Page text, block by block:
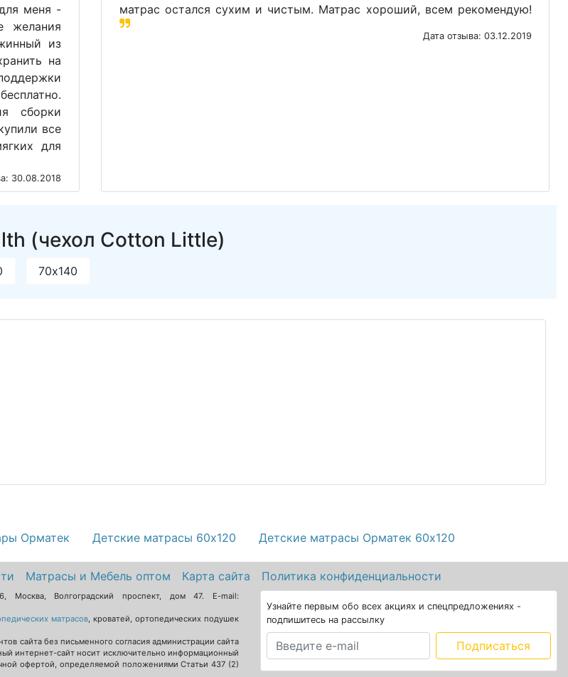
меня -
желания
из
на
сборки
все
для
30.08.2018
матрас остался сухим и чистым. Матрас хороший, всем рекомендую!
Дата отзыва: 03.12.2019
(чехол Cotton Little)
70х140
Орматек Детские матрасы 60х120 Детские матрасы Орматек 60х120
Матрасы и Мебель оптом Карта сайта Политика конфиденциальности
Москва, Волгоградский проспект, дом 47. E-mail:
матрасов , кроватей, ортопедических подушек
сайта без письменного согласия администрации сайта
интернет-сайт носит исключительно информационный
офертой, определяемой положениями Статьи 437 (2)
Узнайте первым обо всех акциях и спецпредложениях -
подпишитесь на рассылку